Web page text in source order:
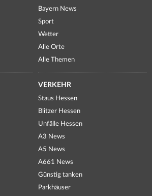
Bayern News
Sport
Wetter
Alle Orte
Alle Themen
VERKEHR
Staus Hessen
Blitzer Hessen
Unfälle Hessen
A3 News
A5 News
A661 News
Günstig tanken
Parkhäuser